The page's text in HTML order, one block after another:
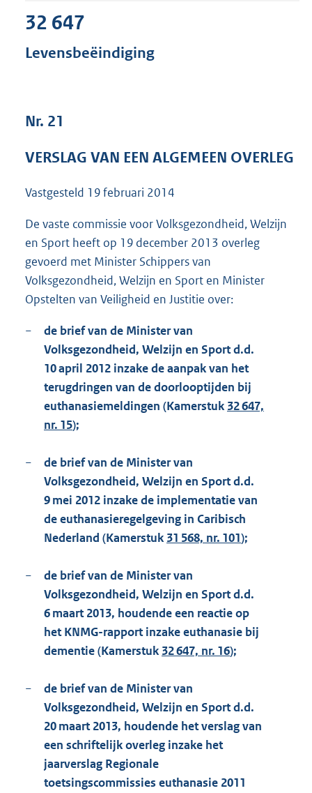
e
8
32 647
Levensbeëindiging
Nr. 21
VERSLAG VAN EEN ALGEMEEN OVERLEG
Vastgesteld 19 februari 2014
De vaste commissie voor Volksgezondheid, Welzijn
en Sport heeft op 19 december 2013 overleg
gevoerd met Minister Schippers van
Volksgezondheid, Welzijn en Sport en Minister
Opstelten van Veiligheid en Justitie over:
−
de brief van de Minister van
Volksgezondheid, Welzijn en Sport d.d.
10 april 2012 inzake de aanpak van het
terugdringen van de doorlooptijden bij
euthanasiemeldingen (Kamerstuk 32 647,
nr. 15);
−
de brief van de Minister van
Volksgezondheid, Welzijn en Sport d.d.
9 mei 2012 inzake de implementatie van
de euthanasieregelgeving in Caribisch
Nederland (Kamerstuk 31 568, nr. 101);
−
de brief van de Minister van
Volksgezondheid, Welzijn en Sport d.d.
6 maart 2013, houdende een reactie op
het KNMG-rapport inzake euthanasie bij
dementie (Kamerstuk 32 647, nr. 16);
−
de brief van de Minister van
Volksgezondheid, Welzijn en Sport d.d.
20 maart 2013, houdende het verslag van
een schriftelijk overleg inzake het
jaarverslag Regionale
toetsingscommissies euthanasie 2011